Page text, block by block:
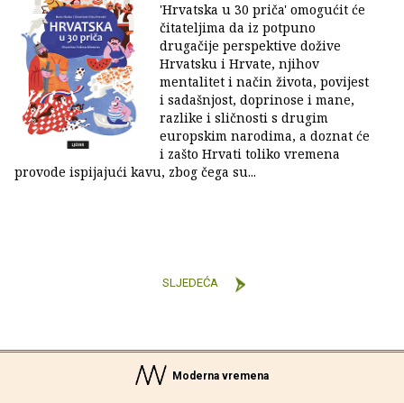
'Hrvatska u 30 priča' omogućit će
čitateljima da iz potpuno
drugačije perspektive dožive
Hrvatsku i Hrvate, njihov
mentalitet i način života, povijest
i sadašnjost, doprinose i mane,
razlike i sličnosti s drugim
europskim narodima, a doznat će
i zašto Hrvati toliko vremena
provode ispijajući kavu, zbog čega su...
SLJEDEĆA
Moderna vremena